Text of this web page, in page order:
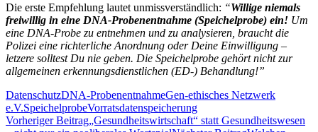
Die erste Empfehlung lautet unmissverständlich: “Willige niemals
freiwillig in eine DNA-Probenentnahme (Speichelprobe) ein! Um
eine DNA-Probe zu entnehmen und zu analysieren, braucht die
Polizei eine richterliche Anordnung oder Deine Einwilligung –
letzere solltest Du nie geben. Die Speichelprobe gehört nicht zur
allgemeinen erkennungsdienstlichen (ED-) Behandlung!”
DatenschutzDNA-ProbenentnahmeGen-ethisches Netzwerk
e.V.SpeichelprobeVorratsdatenspeicherung
Beitragsnavigation
Vorheriger Beitrag„Gesundheitswirtschaft“ statt Gesundheitswesen